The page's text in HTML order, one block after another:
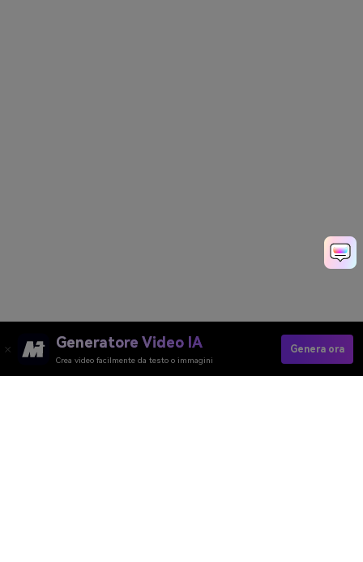
Generatore Video IA
Crea video facilmente da testo o immagini
Genera ora